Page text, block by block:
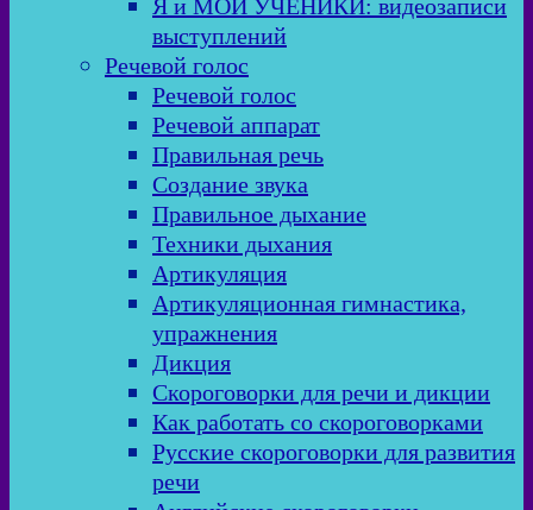
Я и МОИ УЧЕНИКИ: видеозаписи
выступлений
Речевой голос
Речевой голос
Речевой аппарат
Правильная речь
Создание звука
Правильное дыхание
Техники дыхания
Артикуляция
Артикуляционная гимнастика,
упражнения
Дикция
Скороговорки для речи и дикции
Как работать со скороговорками
Русские скороговорки для развития
речи